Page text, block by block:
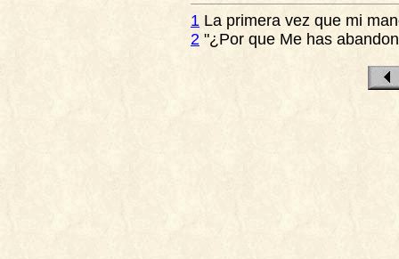
1 La primera vez que mi
2 "¿Por que Me has